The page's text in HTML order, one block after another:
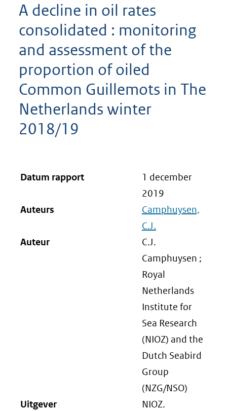
A decline in oil rates
consolidated : monitoring
and assessment of the
proportion of oiled
Common Guillemots in The
Netherlands winter
2018/19
Datum rapport
1 december
2019
Auteurs
Camphuysen,
C.J.
Auteur
C.J.
Camphuysen ;
Royal
Netherlands
Institute for
Sea Research
(NIOZ) and the
Dutch Seabird
Group
(NZG/NSO)
Uitgever
NIOZ.